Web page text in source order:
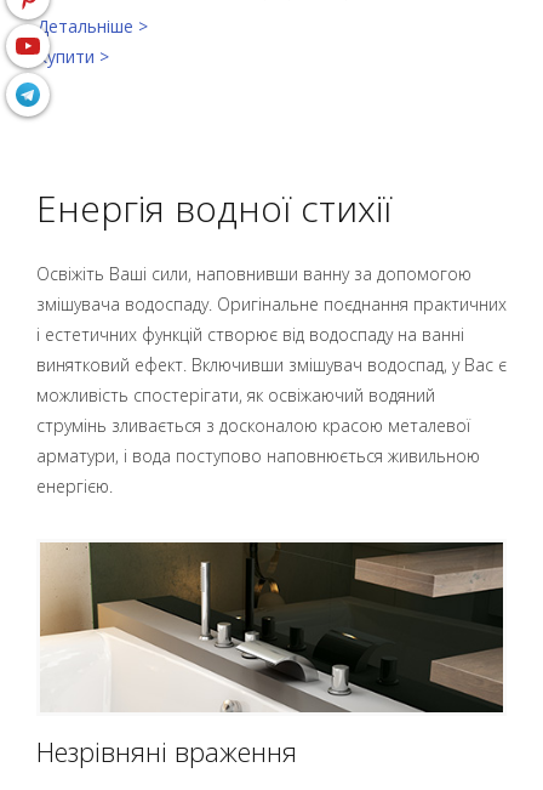
Детальніше >
Купити >
Енергія водної стихії
Освіжіть Ваші сили, наповнивши ванну за допомогою
змішувача водоспаду. Оригінальне поєднання практичних
і естетичних функцій створює від водоспаду на ванні
винятковий ефект. Включивши змішувач водоспад, у Вас є
можливість спостерігати, як освіжаючий водяний
струмінь зливається з досконалою красою металевої
арматури, і вода поступово наповнюється живильною
енергією.
Незрівняні враження